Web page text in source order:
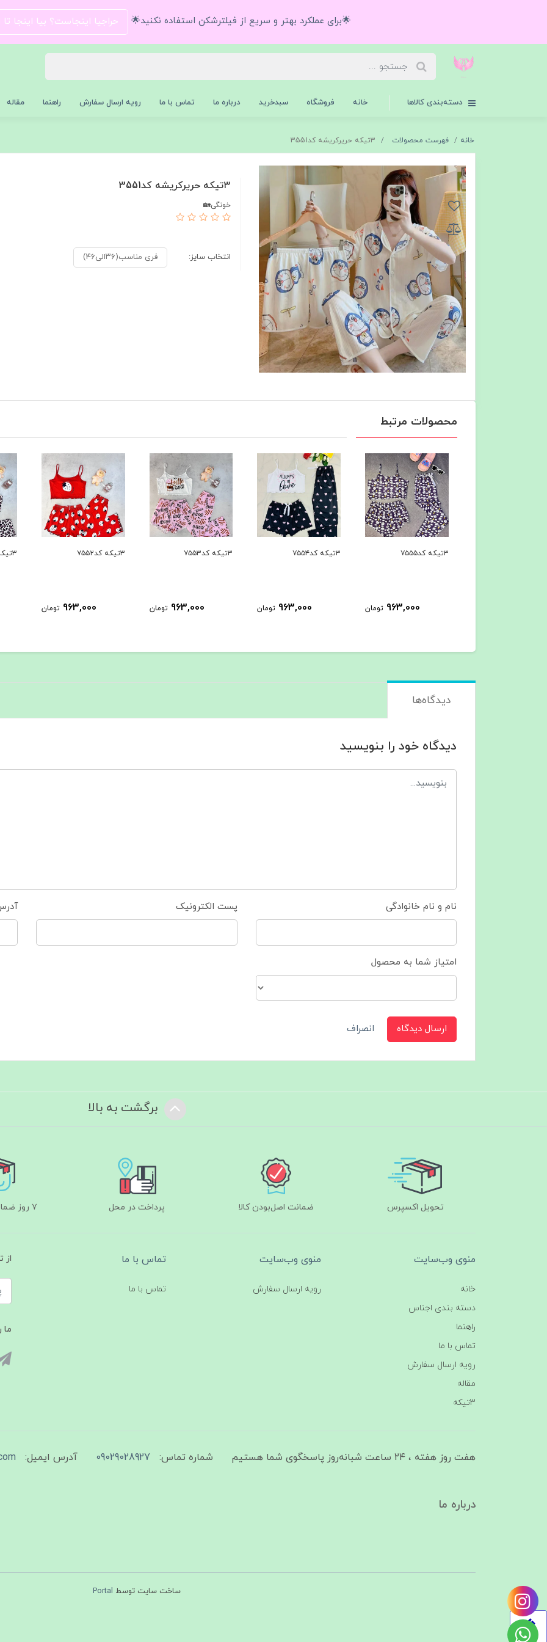
🌟برای عملکرد بهتر و سریع از فیلترشکن استفاده نکنید🌟 حراجیا اینجاست؟ بیا اینجا
دسته‌بندی کالاها خانه فروشگاه سبدخرید درباره ما تماس با ما رویه ارسال سفارش راهنما مقاله
خانه فهرست محصولات ۳تیکه حریرکریشه کد3551
۳تیکه حریرکریشه کد3551
خونگی🏡
انتخاب سایز: فری مناسب(۳۶الی۴۶)
محصولات مرتبط
۳تیکه کد۷۵۵۵
963,000 تومان
۳تیکه کد۷۵۵۴
963,000 تومان
۳تیکه کد۷۵۵۳
963,000 تومان
۳تیکه کد۷۵۵۲
963,000 تومان
۳تیکه کد۷۵۵۱
دیدگاه‌ها
دیدگاه خود را بنویسید
نام و نام خانوادگی پست الکترونیک
امتیاز شما به محصول
ارسال دیدگاه انصراف
برگشت به بالا
تحویل اکسپرس ضمانت اصل‌بودن کالا پرداخت در محل ۷ روز ضمانت بازگشت
منوی وب‌سایت
خانه
دسته بندی اجناس
راهنما
تماس با ما
رویه ارسال سفارش
مقاله
3تیکه
منوی وب‌سایت
رویه ارسال سفارش
تماس با ما
تماس با ما
از
ما
هفت روز هفته ، ۲۴ ساعت شبانه‌روز پاسخگوی شما هستیم شماره تماس: 09029028927 آدرس ایمیل:
درباره ما
ساخت سایت توسط Portal